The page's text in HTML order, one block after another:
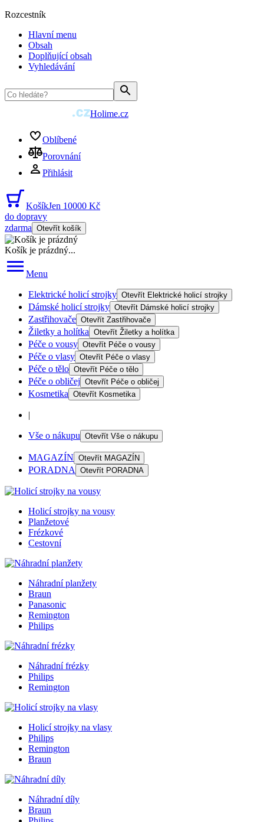
Rozcestník
Hlavní menu
Obsah
Doplňující obsah
Vyhledávání
Holime.cz
Oblíbené
Porovnání
Přihlásit
KošíkJen 10000 Kč
do dopravy
zdarma Otevřít košík
Košík je prázdný...
Menu
Elektrické holicí strojky Otevřít Elektrické holicí strojky
Dámské holicí strojky Otevřít Dámské holicí strojky
Zastřihovače Otevřít Zastřihovače
Žiletky a holítka Otevřít Žiletky a holítka
Péče o vousy Otevřít Péče o vousy
Péče o vlasy Otevřít Péče o vlasy
Péče o tělo Otevřít Péče o tělo
Péče o obličej Otevřít Péče o obličej
Kosmetika Otevřít Kosmetika
|
Vše o nákupu Otevřít Vše o nákupu
MAGAZÍN Otevřít MAGAZÍN
PORADNA Otevřít PORADNA
Holicí strojky na vousy
Planžetové
Frézkové
Cestovní
Náhradní planžety
Braun
Panasonic
Remington
Philips
Náhradní frézky
Philips
Remington
Holicí strojky na vlasy
Philips
Remington
Braun
Náhradní díly
Braun